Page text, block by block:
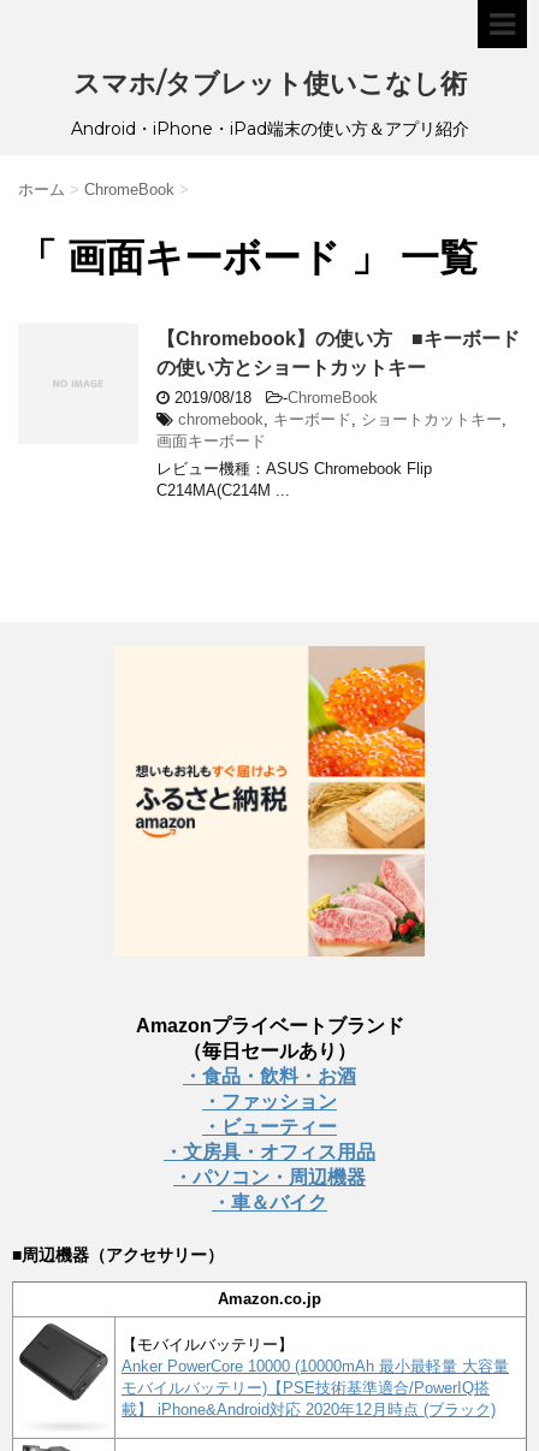
スマホ/タブレット使いこなし術
Android・iPhone・iPad端末の使い方＆アプリ紹介
ホーム > ChromeBook >
「 画面キーボード 」 一覧
【Chromebook】の使い方 ■キーボード
の使い方とショートカットキー
2019/08/18 -ChromeBook
chromebook
キーボード ショートカットキー
画面キーボード
レビュー機種：ASUS Chromebook Flip
C214MA(C214M ...
Amazonプライベートブランド
（毎日セールあり）
・食品・飲料・お酒
・ファッション
・ビューティー
・文房具・オフィス用品
・パソコン・周辺機器
・車＆バイク
■周辺機器（アクセサリー）
Amazon.co.jp
【モバイルバッテリー】
Anker PowerCore 10000 (10000mAh 最小最軽量 大容量
モバイルバッテリー)【PSE技術基準適合/PowerIQ搭
載】 iPhone&Android対応 2020年12月時点 (ブラック)